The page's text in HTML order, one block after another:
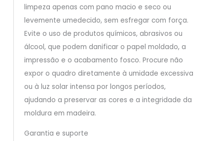
limpeza apenas com pano macio e seco ou
levemente umedecido, sem esfregar com força.
Evite o uso de produtos químicos, abrasivos ou
álcool, que podem danificar o papel moldado, a
impressão e o acabamento fosco. Procure não
expor o quadro diretamente à umidade excessiva
ou à luz solar intensa por longos períodos,
ajudando a preservar as cores e a integridade da
moldura em madeira.
Garantia e suporte